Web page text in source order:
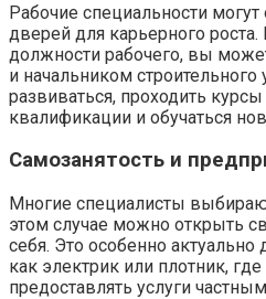
Рабочие специальности
дверей для карьерного
должности рабочего, вы
и начальником строительного
развиваться, проходить
квалификации и обучаться
Самозанятость и
Многие специалисты
этом случае можно открыть
себя. Это особенно актуально
как электрик или плотник,
предоставлять услуги